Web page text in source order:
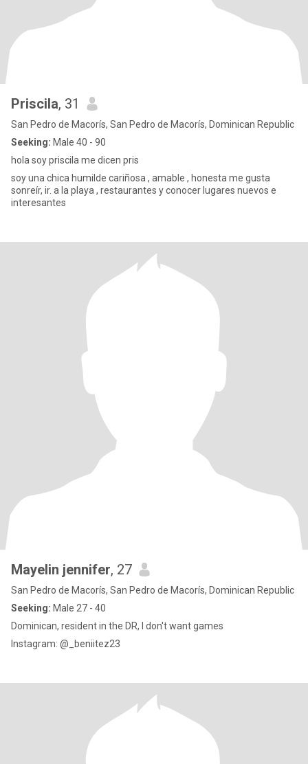
Priscila, 31
San Pedro de Macorís, San Pedro de Macorís, Dominican Republic
Seeking: Male 40 - 90
hola soy priscila me dicen pris
soy una chica humilde cariñosa , amable , honesta me gusta
sonreír, ir. a la playa , restaurantes y conocer lugares nuevos e
interesantes
Mayelin jennifer, 27
San Pedro de Macorís, San Pedro de Macorís, Dominican Republic
Seeking: Male 27 - 40
Dominican, resident in the DR, I don't want games
Instagram: @_beniitez23